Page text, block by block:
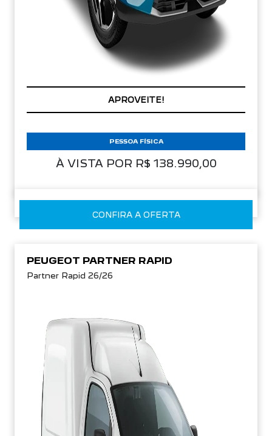
APROVEITE!
À VISTA POR R$ 138.990,00
PESSOA FÍSICA
CONFIRA A OFERTA
PEUGEOT PARTNER RAPID
Partner Rapid 26/26